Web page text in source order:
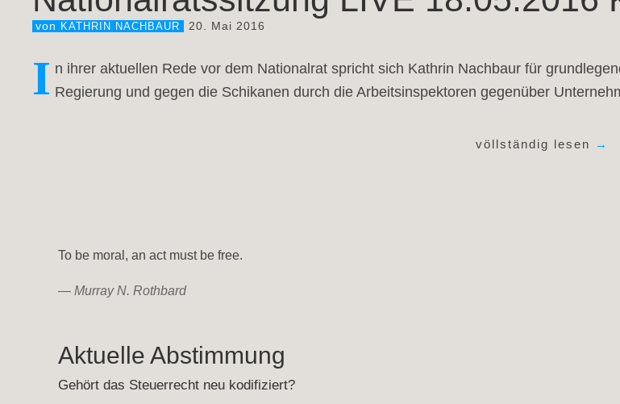
von KATHRIN NACHBAUR 20. Mai 2016
I n ihrer aktuellen Rede vor dem Nationalrat spricht sich Kathrin Nachbaur für
Regierung und gegen die Schikanen durch die Arbeitsinspektoren gegenüber
völlständig lesen →
To be moral, an act must be free.
— Murray N. Rothbard
Aktuelle Abstimmung
Gehört das Steuerrecht neu kodifiziert?